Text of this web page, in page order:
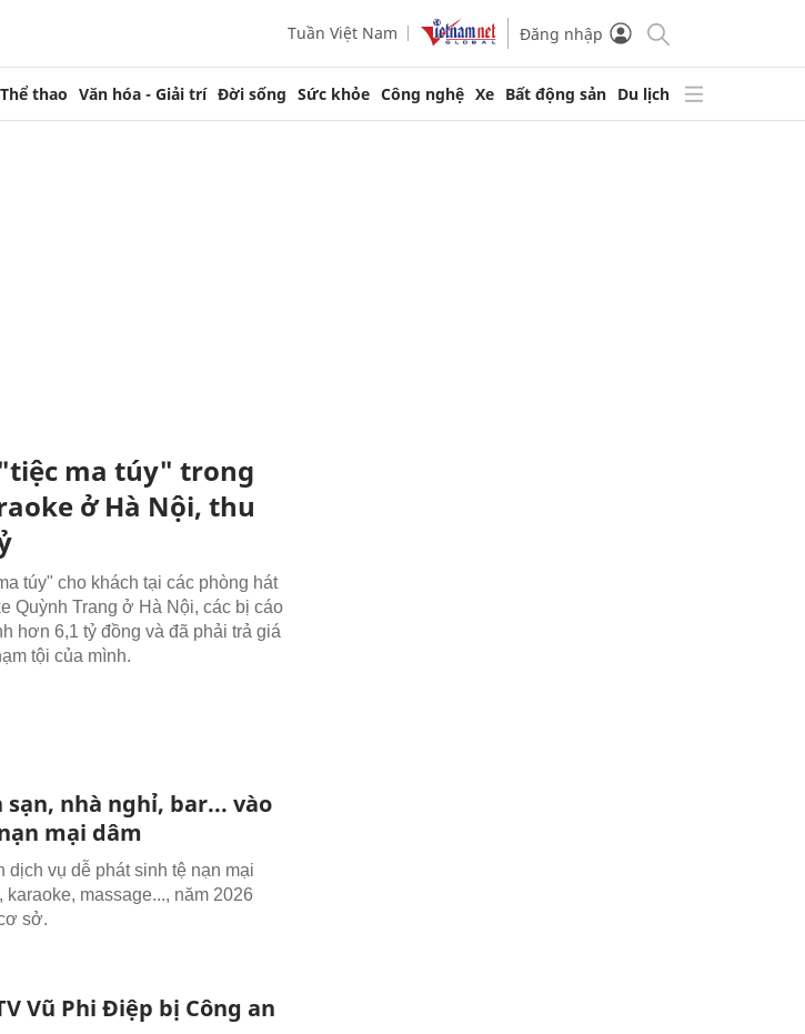
Tuần Việt Nam Đăng nhập
Thể thao Văn hóa - Giải trí Đời sống Sức khỏe Công nghệ Xe Bất động sản Du lịch
ma túy" trong
ở Hà Nội, thu
túy" cho khách tại các phòng hát
Quỳnh Trang ở Hà Nội, các bị cáo
hơn 6,1 tỷ đồng và đã phải trả giá
tội của mình.
sạn, nhà nghỉ, bar... vào
mại dâm
vụ dễ phát sinh tệ nạn mại
massage..., năm 2026
sở.
Vũ Phi Điệp bị Công an